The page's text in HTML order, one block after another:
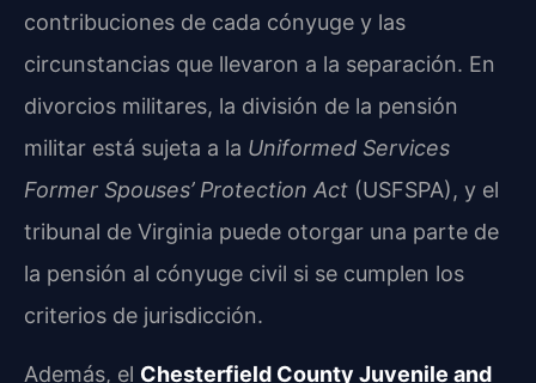
contribuciones de cada cónyuge y las
circunstancias que llevaron a la separación. En
divorcios militares, la división de la pensión
militar está sujeta a la Uniformed Services
Former Spouses’ Protection Act (USFSPA), y el
tribunal de Virginia puede otorgar una parte de
la pensión al cónyuge civil si se cumplen los
criterios de jurisdicción.
Además, el Chesterfield County Juvenile and